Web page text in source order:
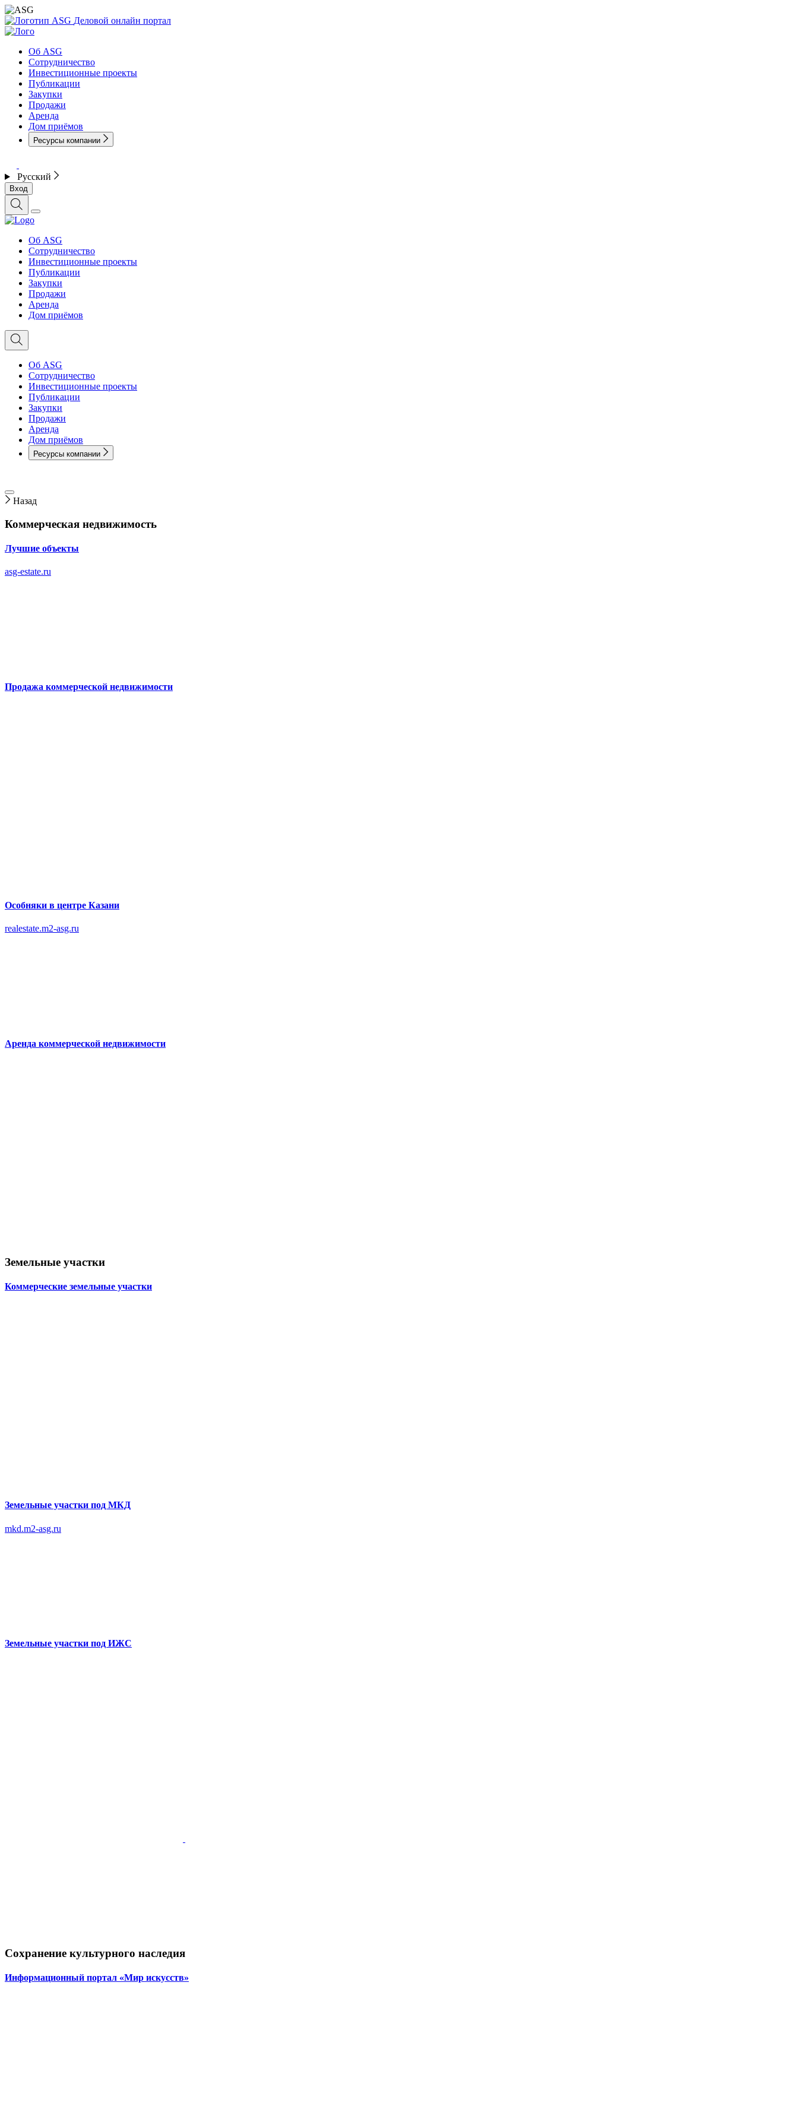
Деловой онлайн портал
Об ASG
Сотрудничество
Инвестиционные проекты
Публикации
Закупки
Продажи
Аренда
Дом приёмов
Ресурсы компании
Русский
Вход
Об ASG
Сотрудничество
Инвестиционные проекты
Публикации
Закупки
Продажи
Аренда
Дом приёмов
Об ASG
Сотрудничество
Инвестиционные проекты
Публикации
Закупки
Продажи
Аренда
Дом приёмов
Ресурсы компании
Назад
Коммерческая недвижимость
Лучшие объекты
asg-estate.ru
Продажа коммерческой недвижимости
Особняки в центре Казани
realestate.m2-asg.ru
Аренда коммерческой недвижимости
Земельные участки
Коммерческие земельные участки
Земельные участки под МКД
mkd.m2-asg.ru
Земельные участки под ИЖС
Сохранение культурного наследия
Информационный портал «Мир искусств»